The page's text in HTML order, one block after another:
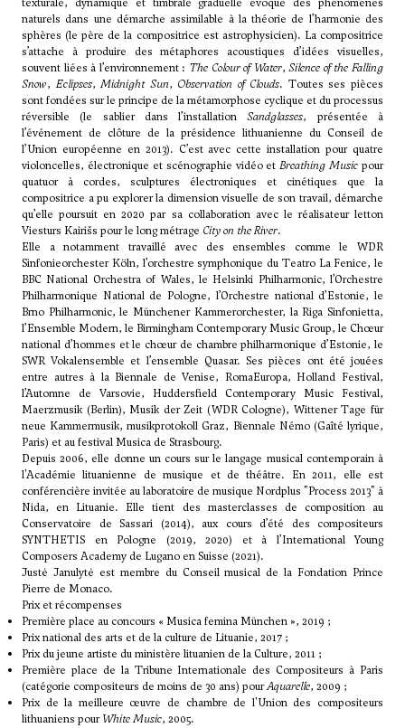
naturels dans une démarche assimilable à la théorie de l’harmonie des
sphères (le père de la compositrice est astrophysicien). La compositrice
s’attache à produire des métaphores acoustiques d’idées visuelles,
souvent liées à l’environnement : The Colour of Water,Silence of the Falling
Snow, Eclipses,Midnight Sun, Observation of Clouds. Toutes ses pièces
sont fondées sur le principe de la métamorphose cyclique et du processus
réversible (le sablier dans l’installationSandglasses, présentée à
l’événement de clôture de la présidence lithuanienne du Conseil de
l’Union européenne en 2013). C’est avec cette installation pour quatre
violoncelles, électronique et scénographie vidéo etBreathing Music pour
quatuor à cordes, sculptures électroniques et cinétiques que la
compositrice a pu explorer la dimension visuelle de son travail, démarche
qu’elle poursuit en 2020 par sa collaboration avec le réalisateur letton
Viesturs Kairišs pour le long métrage City on the River.
Elle a notamment travaillé avec des ensembles comme le WDR
Sinfonieorchester Köln, l’orchestre symphonique du Teatro La Fenice, le
BBC National Orchestra of Wales, le Helsinki Philharmonic, l’Orchestre
Philharmonique National de Pologne, l’Orchestre national d’Estonie, le
Brno Philharmonic, le Münchener Kammerorchester, la Riga Sinfonietta,
l’Ensemble Modern, le Birmingham Contemporary Music Group, le Chœur
national d’hommes et le chœur de chambre philharmonique d’Estonie, le
SWR Vokalensemble et l’ensemble Quasar. Ses pièces ont été jouées
entre autres à la Biennale de Venise, RomaEuropa, Holland Festival,
l’Automne de Varsovie, Huddersfield Contemporary Music Festival,
Maerzmusik (Berlin), Musik der Zeit (WDR Cologne), Wittener Tage für
neue Kammermusik, musikprotokoll Graz, Biennale Némo (Gaîté lyrique,
Paris) et au festival Musica de Strasbourg.
Depuis 2006, elle donne un cours sur le langage musical contemporain à
l'Académie lituanienne de musique et de théâtre. En 2011, elle est
conférencière invitée au laboratoire de musique Nordplus "Process 2013" à
Nida, en Lituanie. Elle tient des masterclasses de composition au
Conservatoire de Sassari (2014), aux cours d’été des compositeurs
SYNTHETIS en Pologne (2019, 2020) et à l’International Young
Composers Academy de Lugano en Suisse (2021).
Justė Janulytė est membre du Conseil musical de la Fondation Prince
Pierre de Monaco.
Prix et récompenses
Première place au concours « Musica femina München », 2019 ;
Prix national des arts et de la culture de Lituanie, 2017 ;
Prix du jeune artiste du ministère lituanien de la Culture, 2011 ;
Première place de la Tribune Internationale des Compositeurs à Paris
(catégorie compositeurs de moins de 30 ans) pourAquarelle, 2009 ;
Prix de la meilleure œuvre de chambre de l'Union des compositeurs
lithuaniens pourWhite Music, 2005.